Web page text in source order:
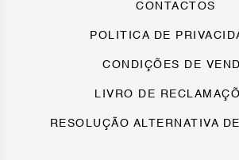
CONTACTOS
POLITICA DE
CONDIÇÕES DE
LIVRO DE
RESOLUÇÃO ALTERNATIVA